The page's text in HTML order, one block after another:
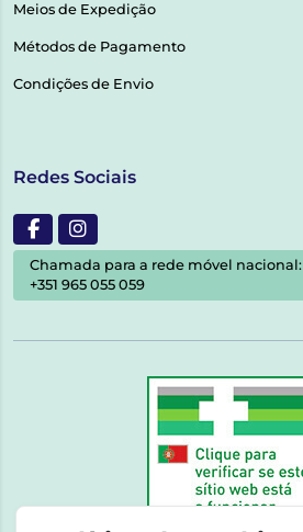
Meios de Expedição
Métodos de Pagamento
Condições de Envio
Redes Sociais
Chamada para a rede móvel nacional:
+351 965 055 059